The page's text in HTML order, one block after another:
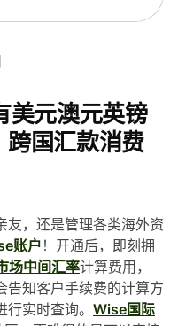
美元澳元英镑
国汇款消费
友，还是管理各类海外资
账户 ！开通后，即刻拥
场中间汇率计算费用，
告知客户手续费的计算方
实时查询。 Wise国际